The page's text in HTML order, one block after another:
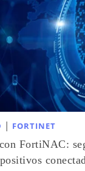
| FORTINET
FortiNAC: